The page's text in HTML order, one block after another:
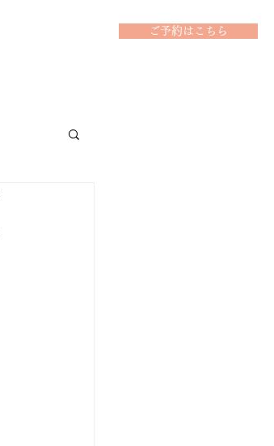
ご予約はこちら